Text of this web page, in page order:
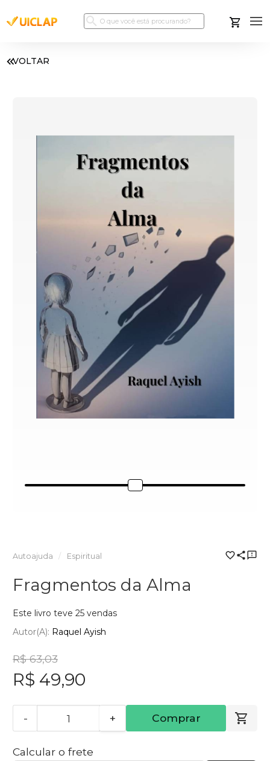
VOLTAR
Autoajuda Espiritual
Fragmentos da Alma
Este livro teve 25 vendas
Autor(a): Raquel Ayish
R$ 63,03
R$ 49,90
- + Comprar
Calcular o frete